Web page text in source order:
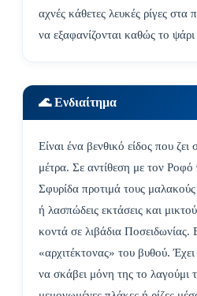
αχνές κάθετες λευκές ρίγες στα
να εξαφανίζονται καθώς το
🌊 Ενδιαίτημα
Είναι ένα βενθικό είδος που
μέτρα. Σε αντίθεση με τον
Σφυρίδα προτιμά τους
ή λασπώδεις εκτάσεις και
κοντά σε λιβάδια Ποσειδωνίας.
«αρχιτέκτονας» του βυθού.
να σκάβει μόνη της το λαγούμι